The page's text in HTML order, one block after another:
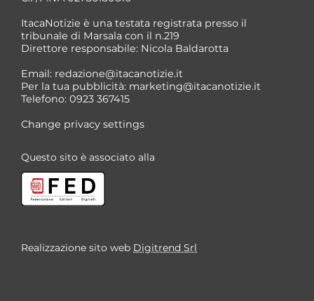
*
ItacaNotizie è una testata registrata presso il
tribunale di Marsala con il n.219
Direttore responsabile: Nicola Baldarotta
Email: redazione@itacanotizie.it
Per la tua pubblicità: marketing@itacanotizie.it
Telefono: 0923 367415
Change privacy settings
Questo sito è associato alla
Realizzazione sito web Digitrend Srl